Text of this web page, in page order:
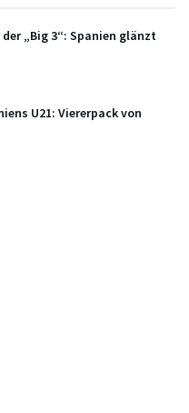
„Big 3“: Spanien glänzt
U21: Viererpack von